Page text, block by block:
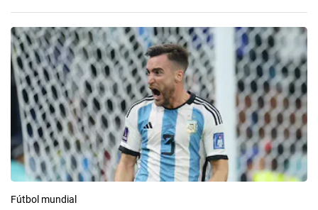
Fútbol mundial